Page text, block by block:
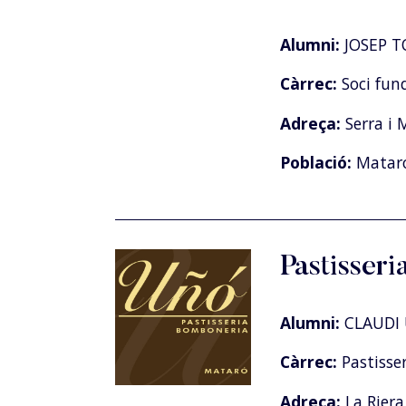
Alumni: JOSEP
Càrrec: Soci
Adreça: Serra i
Població:
Alumni: CLAUDI
Càrrec:
Adreça: La